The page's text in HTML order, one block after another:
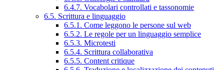
6.4.7. Vocabolari controllati e tassonomie
6.5. Scrittura e linguaggio
6.5.1. Come leggono le persone sul web
6.5.2. Le regole per un linguaggio semplice
6.5.3. Microtesti
6.5.4. Scrittura collaborativa
6.5.5. Content critique